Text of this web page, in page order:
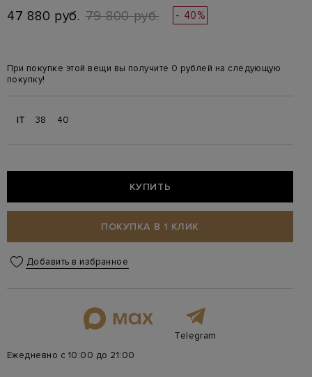
47 880 руб. 79 800 руб. - 40%
При покупке этой вещи вы получите 0 рублей на следующую
покупку!
IT 38 40
КУПИТЬ
ПОКУПКА В 1 КЛИК
Добавить в избранное
Telegram
Ежедневно с 10:00 до 21:00